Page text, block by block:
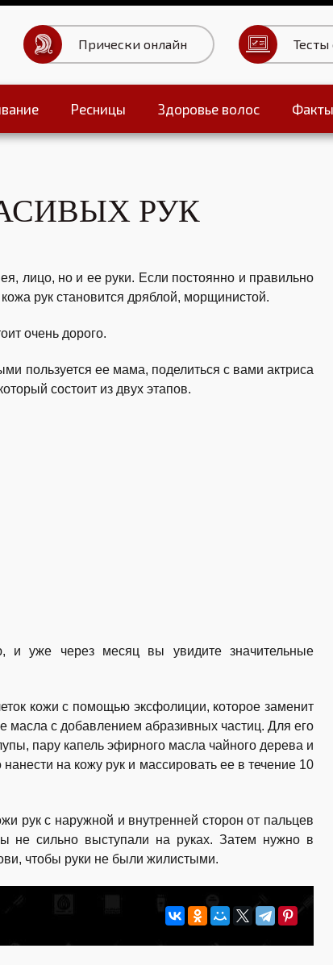
Прически онлайн Тесты
Ресницы Здоровье волос Факты
РУК
лицо, но и ее руки. Если постоянно и правильно
рук становится дряблой, морщинистой.
очень дорого.
пользуется ее мама, поделиться с вами актриса
состоит из двух этапов.
и уже через месяц вы увидите значительные
кожи с помощью эксфолиции, которое заменит
масла с добавлением абразивных частиц. Для его
пару капель эфирного масла чайного дерева и
на кожу рук и массировать ее в течение 10
рук с наружной и внутренней сторон от пальцев
не сильно выступали на руках. Затем нужно в
чтобы руки не были жилистыми.